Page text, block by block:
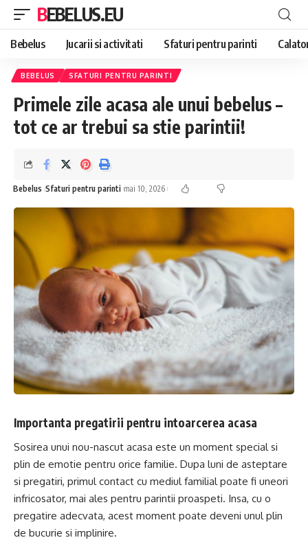
BEBELUS.EU
Bebelus Jucarii si activitati Sfaturi pentru parinti
BEBELUS SFATURI PENTRU PARINTI
Primele zile acasa ale unui bebelus –
tot ce ar trebui sa stie parintii!
Bebelus Sfaturi pentru parinti mai 10, 2026
Importanta pregatirii pentru intoarcerea acasa
Sosirea unui nou-nascut acasa este un moment special si
plin de emotie pentru orice familie. Dupa luni de asteptare
si pregatiri, primul contact cu mediul familial poate fi uneori
infricosator, mai ales pentru parintii proaspeti. Insa, cu o
pregatire adecvata, acest moment poate deveni unul plin
de bucurie si implinire.